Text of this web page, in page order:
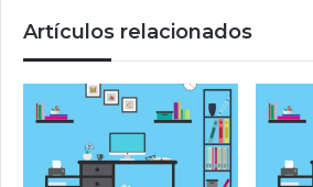
Artículos relacionados